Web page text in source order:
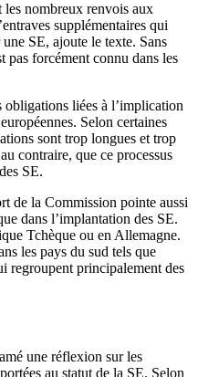
les nombreux renvois aux
supplémentaires qui
SE, ajoute le texte. Sans
pas forcément connu dans les
obligations liées à l’implication
Selon certaines
sont trop longues et trop
contraire, que ce processus
SE.
de la Commission pointe aussi
dans l’implantation des SE.
Tchèque ou en Allemagne.
les pays du sud tels que
regroupent principalement des
une réflexion sur les
au statut de la SE. Selon